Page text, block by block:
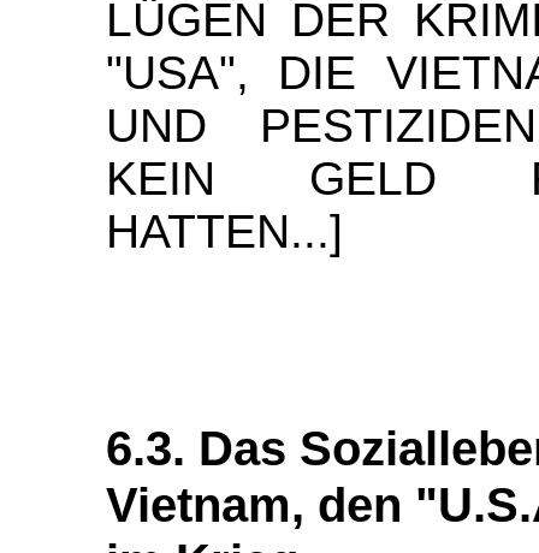
LÜGEN DER
"USA", DIE
UND
KEIN GELD
HATTEN...]
6.3. Das
Vietnam, den